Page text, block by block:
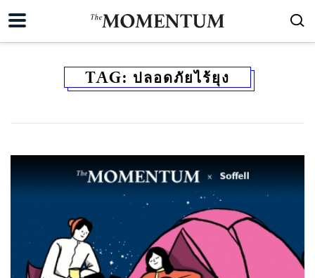
TAG: ปลอดภัยไร้ยุง